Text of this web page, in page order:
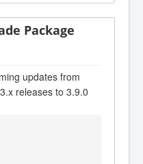
Package
updates from
releases to 3.9.0